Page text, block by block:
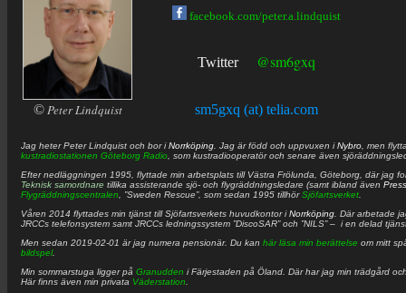
© Peter Lindquist
facebook.com/peter.a.lindquist
Twitter @sm6gxq
sm5gxq (at) telia.com
Jag heterPeter Lindquist och bor iNorrköping . Jag är född och uppvuxen iNybro , men
kustradiostationen Göteborg Radio , som kustradiooperatör och senare även
Efter nedläggningen 1995, flyttade min arbetsplats till Västra Frölunda, Göteborg, där jag
Teknisk samordnare tillika assisterande sjö- och flygräddningsledare (samt ibland även
Flygräddningscentralen , ”Sweden Rescue”, som sedan 1995 tillhörSjöfartsverket
Våren 2014 flyttades min tjänst till Sjöfartsverkets huvudkontor iNorrköping . Där arbetade
JRCCs telefonsystem samt JRCCs ledningssystem ”DiscoSAR” och ”NILS” – i en delad
Men sedan 2019-02-01 är jag numera pensionär. Du kan här läsa min berättelse om mitt
bildspel.
Min sommarstuga ligger på Granudden i Färjestaden på Öland. Där har jag min trädgård
Här finns även min privata Väderstation